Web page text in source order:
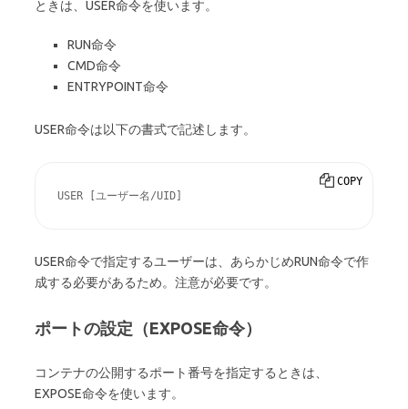
ときは、USER命令を使います。
RUN命令
CMD命令
ENTRYPOINT命令
USER命令は以下の書式で記述します。
USER [ユーザー名/UID]
COPY
USER命令で指定するユーザーは、あらかじめRUN命令で作
成する必要があるため。注意が必要です。
ポートの設定（EXPOSE命令）
コンテナの公開するポート番号を指定するときは、
EXPOSE命令を使います。